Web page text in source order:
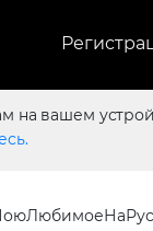
на вашем